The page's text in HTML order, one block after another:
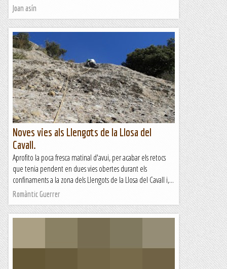
Joan asín
Noves vies als Llengots de la Llosa del
Cavall.
Aprofito la poca fresca matinal d'avui, per acabar els retocs
que tenia pendent en dues vies obertes durant els
confinaments a la zona dels Llengots de la Llosa del Cavall i,...
Romàntic Guerrer